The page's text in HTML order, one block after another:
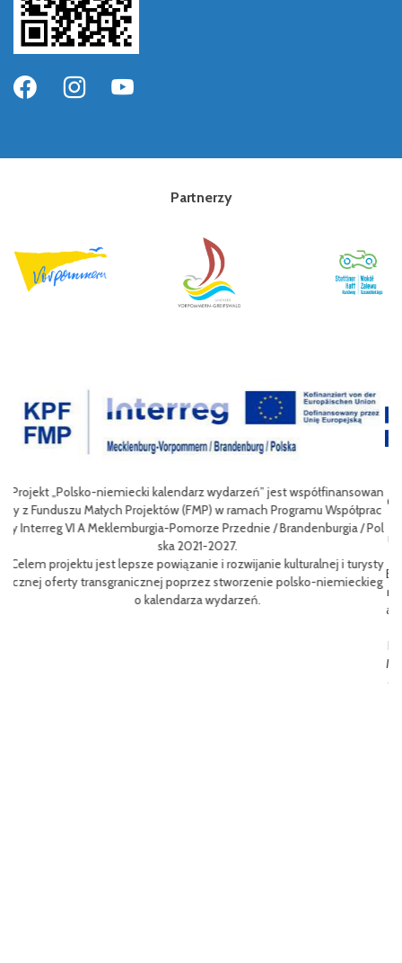
Partnerzy
Pol
Celem III Polsko-Niemieckich Dni Turystyki Rowerowej jest wzbogace
nie oferty turystycznej oraz ułatwienie transgranicznego dostępu do
niej dla mieszkańców obszaru Euroregionu Pomerania jak i dla turystó
Efektem planowanych działań jest przybliżenie zwykłym użytkowniko
m rowerów możliwości różnych tras oraz miejsc do zwiedzenia, jak i z
aangażowanie prawdziwych rowerowych pasjonatów w rozwój turystk
Projekt współfinasowany jest w 80% z Funduszu Małych Projektów (F
MP) w ramach Programu Współpracy Interreg VI A Meklemburgia-Pom
orze Przednie / Brandenburgia / Polska 2021-2027.Wartość projektu w